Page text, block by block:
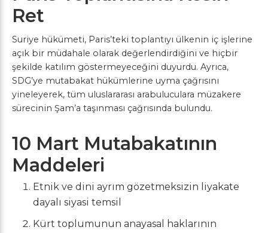
Ret
Suriye hükümeti, Paris’teki toplantıyı ülkenin iç işlerine
açık bir müdahale olarak değerlendirdiğini ve hiçbir
şekilde katılım göstermeyeceğini duyurdu. Ayrıca,
SDG’ye mutabakat hükümlerine uyma çağrısını
yineleyerek, tüm uluslararası arabuluculara müzakere
sürecinin Şam’a taşınması çağrısında bulundu.
10 Mart Mutabakatının
Maddeleri
Etnik ve dini ayrım gözetmeksizin liyakate
dayalı siyasi temsil
Kürt toplumunun anayasal haklarının